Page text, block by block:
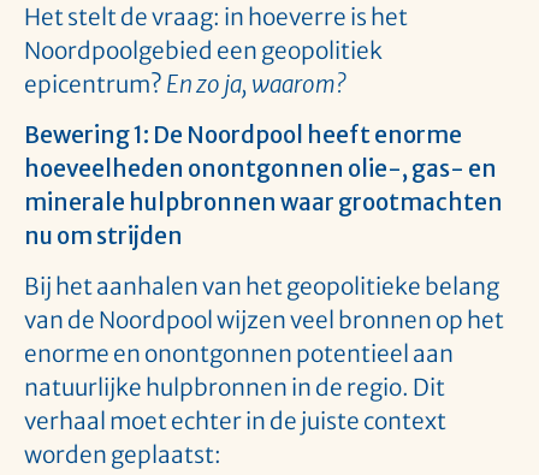
Het stelt de vraag: in hoeverre is het
Noordpoolgebied een geopolitiek
epicentrum? En zo ja, waarom?
Bewering 1: De Noordpool heeft enorme
hoeveelheden onontgonnen olie-, gas- en
minerale hulpbronnen waar grootmachten
nu om strijden
Bij het aanhalen van het geopolitieke belang
van de Noordpool wijzen veel bronnen op het
enorme en onontgonnen potentieel aan
natuurlijke hulpbronnen in de regio. Dit
verhaal moet echter in de juiste context
worden geplaatst: